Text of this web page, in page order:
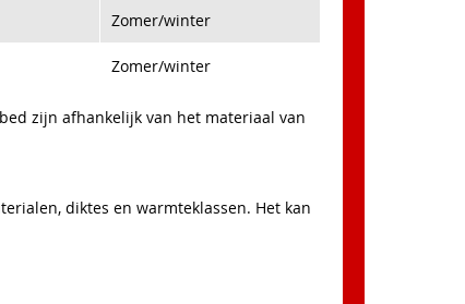
Zomer/winter
Zomer/winter
zijn afhankelijk van het materiaal van
diktes en warmteklassen. Het kan